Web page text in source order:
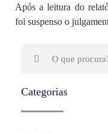
Após a leitura do
foi suspenso o
Categorias